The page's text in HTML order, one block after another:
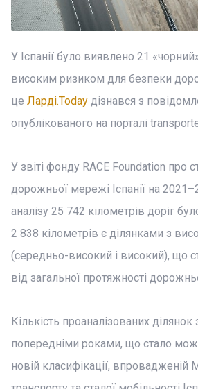
У Іспанії було виявлено 21
високим ризиком для безпеки
це Ларді.Today дізнався з
опублікованого на порталі
У звіті фонду RACE Foundation про
дорожньої мережі Іспанії на
аналізу 25 742 кілометрів доріг
2 838 кілометрів є ділянками з
(середньо-високий і високий), що
від загальної протяжності
Кількість проаналізованих
попередніми роками, що стало
новій класифікації, впровадженій